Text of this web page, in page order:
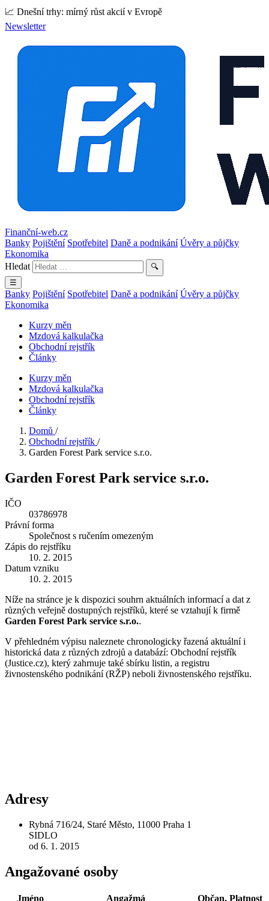
📈 Dnešní trhy: mírný růst akcií v Evropě
Newsletter
Finanční-web.cz
Banky Pojištění Spotřebitel Daně a podnikání Úvěry a půjčky
Ekonomika
Hledat
🔍
☰
Banky Pojištění Spotřebitel Daně a podnikání Úvěry a půjčky
Ekonomika
Kurzy měn
Mzdová kalkulačka
Obchodní rejstřík
Články
Kurzy měn
Mzdová kalkulačka
Obchodní rejstřík
Články
Domů /
Obchodní rejstřík /
Garden Forest Park service s.r.o.
Garden Forest Park service s.r.o.
IČO
03786978
Právní forma
Společnost s ručením omezeným
Zápis do rejstříku
10. 2. 2015
Datum vzniku
10. 2. 2015
Níže na stránce je k dispozici souhrn aktuálních informací a dat z
různých veřejně dostupných rejstříků, které se vztahují k firmě
Garden Forest Park service s.r.o..
V přehledném výpisu naleznete chronologicky řazená aktuální i
historická data z různých zdrojů a databází: Obchodní rejstřík
(Justice.cz), který zahrnuje také sbírku listin, a registru
živnostenského podnikání (RŽP) neboli živnostenského rejstříku.
Adresy
Rybná 716/24, Staré Město, 11000 Praha 1
SIDLO
od 6. 1. 2015
Angažované osoby
Jméno Angažmá Občan. Platnost